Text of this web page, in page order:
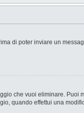
di poter inviare un
che vuoi eliminare. Puoi
quando effettui una